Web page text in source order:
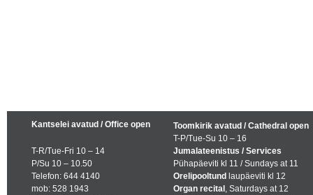
Kantselei avatud / Office open
T-R/Tue-Fri 10 – 14
P/Su 10 – 10.50
Telefon: 644 4140
mob: 528 1943
Toomkirik avatud / Cathedral open
T-P/Tue-Su 10 – 16
Jumalateenistus / Services
Pühapäeviti kl 11 / Sundays at 11
Orelipooltund laupäeviti kl 12
Organ recital , Saturdays at 12